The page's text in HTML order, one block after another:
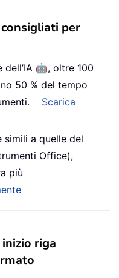
per
dell’IA 🤖, oltre 100
50 % del tempo
Scarica
simili a quelle del
Office),
più
riga